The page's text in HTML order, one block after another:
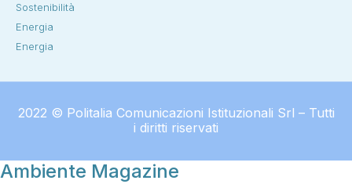
Sostenibilità
Energia
Energia
2022 © Politalia Comunicazioni Istituzionali Srl – Tutti
i diritti riservati
Ambiente Magazine